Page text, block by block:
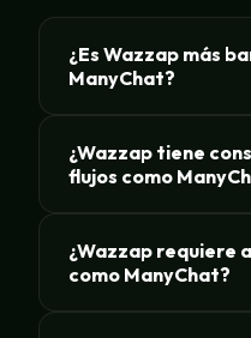
¿Es Wazzap más
ManyChat?
¿Wazzap tiene
flujos como
¿Wazzap requiere
como ManyChat?